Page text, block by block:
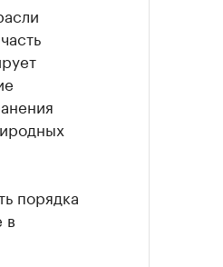
порядка
в